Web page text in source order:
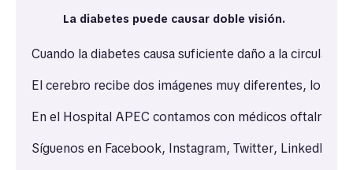
La diabetes puede causar doble visión.
Cuando la diabetes causa suficiente daño a la
El cerebro recibe dos imágenes muy diferentes, lo
En el Hospital APEC contamos con médicos
Síguenos en Facebook, Instagram, Twitter, LinkedIn